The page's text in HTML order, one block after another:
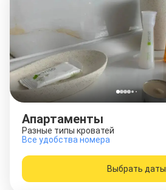
Апартаменты
Разные типы кроватей
Все удобства номера
Выбрать даты